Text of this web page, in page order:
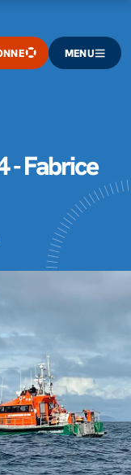
MENU
- Fabrice